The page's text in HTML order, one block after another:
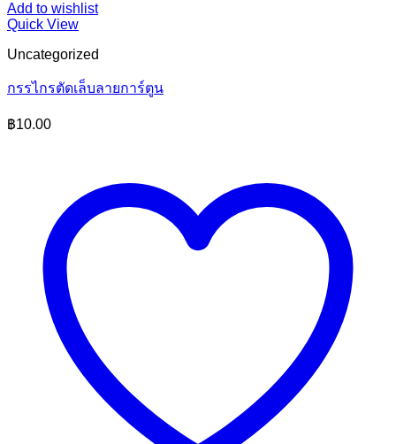
Add to wishlist
Quick View
Uncategorized
กรรไกรตัดเล็บลายการ์ตูน
฿10.00